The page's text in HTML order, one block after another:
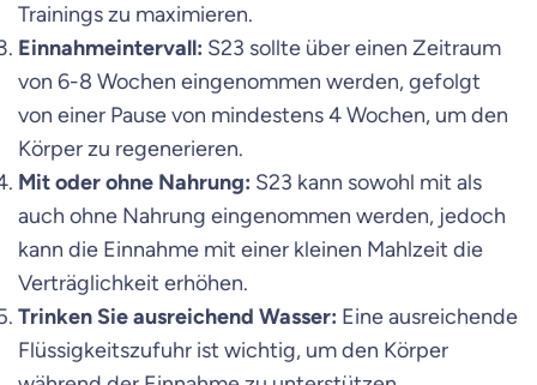
Trainings zu maximieren.
Einnahmeintervall: S23 sollte über einen Zeitraum
von 6-8 Wochen eingenommen werden, gefolgt
von einer Pause von mindestens 4 Wochen, um den
Körper zu regenerieren.
Mit oder ohne Nahrung: S23 kann sowohl mit als
auch ohne Nahrung eingenommen werden, jedoch
kann die Einnahme mit einer kleinen Mahlzeit die
Verträglichkeit erhöhen.
Trinken Sie ausreichend Wasser: Eine ausreichende
Flüssigkeitszufuhr ist wichtig, um den Körper